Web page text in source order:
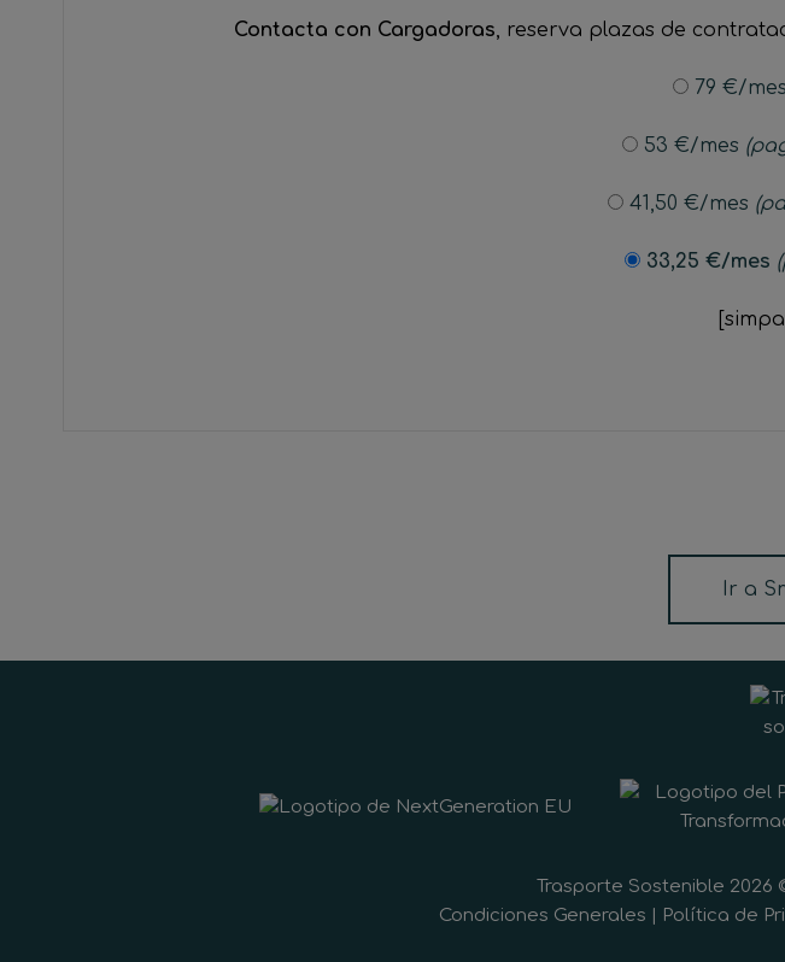
Contacta con Cargadoras, reserva plazas de
79 €/mes
53 €/mes
41,50 €/mes
33,25 €/mes
Ir a
Trasporte Sostenible 2026
Condiciones Generales
Política de